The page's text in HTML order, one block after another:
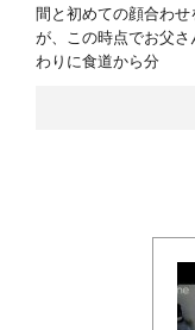
間と初めての顔合わ
が、この時点でお父
わりに食道から分